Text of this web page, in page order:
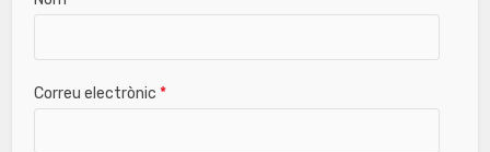
Correu electrònic*